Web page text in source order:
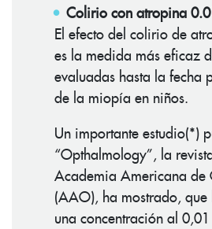
Colirio con atropina
El efecto del colirio de
es la medida más eficaz
evaluadas hasta la fecha
de la miopía en niños.
Un importante estudio(*)
“Opthalmology”, la
Academia Americana de
(AAO), ha mostrado,
una concentración al